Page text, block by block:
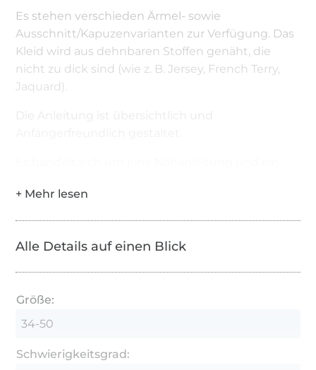
Es stehen verschieden Ärmel- sowie
Ausschnitt/Kapuzenvarianten zur Verfügung. Das
Kleid wird aus dehnbaren Stoffen genäht, die
nicht zu dick sind (wie z. B. Jersey, French Terry,
Jaquard).
Die Anleitung ist übersichtlich und
ausdrucken und zusammenkleben, KEIN
Alle Details auf einen Blick
Größe:
34-50
Schwierigkeitsgrad: